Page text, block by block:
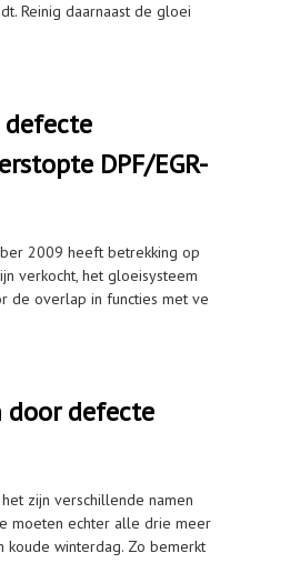
Reinig daarnaast de gloei
DPF/EGR-
2009 heeft betrekking op
verkocht, het gloeisysteem
de overlap in functies met ve
defecte
zijn verschillende namen
moeten echter alle drie meer
winterdag. Zo bemerkt